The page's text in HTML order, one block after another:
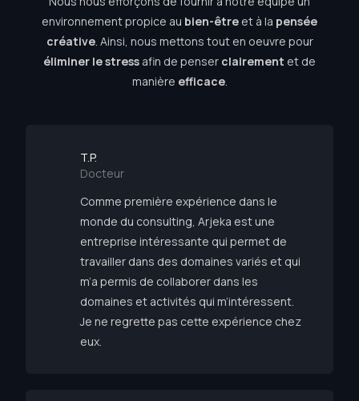
environnement propice au bien-être et à la pensée
créative. Ainsi, nous mettons tout en oeuvre pour
éliminer le stress afin de penser clairement et de
manière efficace.
T.P.
Docteur
Comme première expérience dans le
monde du consulting, Arjeka est une
entreprise intéressante qui permet de
travailler dans des domaines variés et qui
m’a permis de collaborer dans les
domaines et activités qui m’intéressent.
Je ne regrette pas cette expérience chez
eux.